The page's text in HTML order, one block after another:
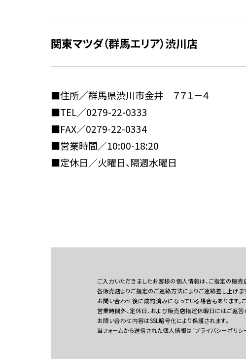
関東マツダ（群馬エリア）渋川店
■住所／群馬県渋川市金井 ７７１－４
■TEL／0279-22-0333
■FAX／0279-22-0334
■営業時間／10:00-18:20
■定休日／火曜日、隔週水曜日
ご入力いただきましたお客様の個人情報は、ご指定の販売
各販売店よりご指定のご連絡方法によりご連絡差し上げま
お問い合わせ後に成約済みになっている場合もあります。ご
営業時間外、定休日、および販売店指定休暇日にはご返答
お問い合わせ内容はSSL暗号化により保護されます。
当フォームから送信された個人情報は「プライバシーポリ